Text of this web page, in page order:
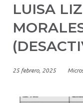
LUISA
25 febrero, 2025